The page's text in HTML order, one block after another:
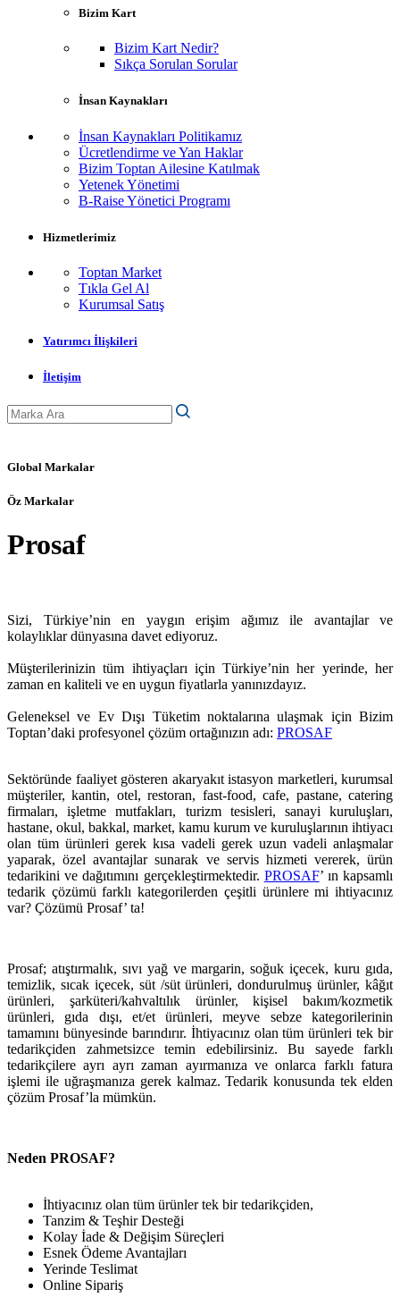
Bizim Kart
Bizim Kart Nedir?
Sıkça Sorulan Sorular
İnsan Kaynakları
İnsan Kaynakları Politikamız
Ücretlendirme ve Yan Haklar
Bizim Toptan Ailesine Katılmak
Yetenek Yönetimi
B-Raise Yönetici Programı
Hizmetlerimiz
Toptan Market
Tıkla Gel Al
Kurumsal Satış
Yatırımcı İlişkileri
İletişim
Global Markalar
Öz Markalar
Prosaf
Sizi, Türkiye’nin en yaygın erişim ağımız ile avantajlar ve
kolaylıklar dünyasına davet ediyoruz.
Müşterilerinizin tüm ihtiyaçları için Türkiye’nin her yerinde, her
zaman en kaliteli ve en uygun fiyatlarla yanınızdayız.
Geleneksel ve Ev Dışı Tüketim noktalarına ulaşmak için Bizim
Toptan’daki profesyonel çözüm ortağınızın adı: PROSAF
Sektöründe faaliyet gösteren akaryakıt istasyon marketleri, kurumsal
müşteriler, kantin, otel, restoran, fast-food, cafe, pastane, catering
firmaları, işletme mutfakları, turizm tesisleri, sanayi kuruluşları,
hastane, okul, bakkal, market, kamu kurum ve kuruluşlarının ihtiyacı
olan tüm ürünleri gerek kısa vadeli gerek uzun vadeli anlaşmalar
yaparak, özel avantajlar sunarak ve servis hizmeti vererek, ürün
tedarikini ve dağıtımını gerçekleştirmektedir. PROSAF’ ın kapsamlı
tedarik çözümü farklı kategorilerden çeşitli ürünlere mi ihtiyacınız
var? Çözümü Prosaf’ ta!
Prosaf; atıştırmalık, sıvı yağ ve margarin, soğuk içecek, kuru gıda,
temizlik, sıcak içecek, süt /süt ürünleri, dondurulmuş ürünler, kâğıt
ürünleri, şarküteri/kahvaltılık ürünler, kişisel bakım/kozmetik
ürünleri, gıda dışı, et/et ürünleri, meyve sebze kategorilerinin
tamamını bünyesinde barındırır. İhtiyacınız olan tüm ürünleri tek bir
tedarikçiden zahmetsizce temin edebilirsiniz. Bu sayede farklı
tedarikçilere ayrı ayrı zaman ayırmanıza ve onlarca farklı fatura
işlemi ile uğraşmanıza gerek kalmaz. Tedarik konusunda tek elden
çözüm Prosaf’la mümkün.
Neden PROSAF?
İhtiyacınız olan tüm ürünler tek bir tedarikçiden,
Tanzim & Teşhir Desteği
Kolay İade & Değişim Süreçleri
Esnek Ödeme Avantajları
Yerinde Teslimat
Online Sipariş